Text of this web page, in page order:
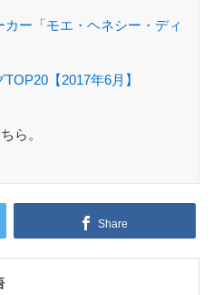
ー「モエ・ヘネシー・ディ
【2017年6月】
ら。
Share